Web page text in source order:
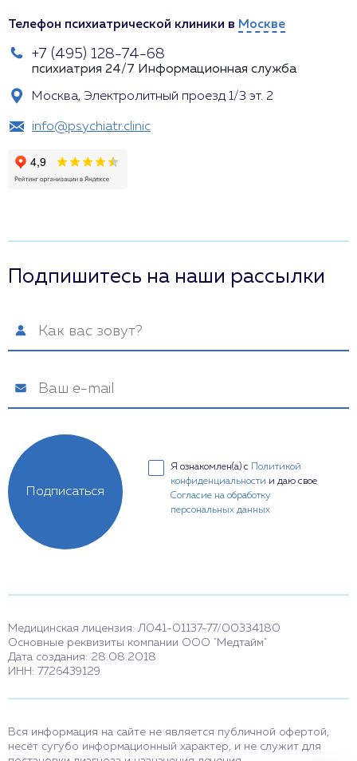
Телефон психиатрической клиники в Москве
+7 (495) 128-74-68
психиатрия 24/7 Информационная служба
Москва, Электролитный проезд 1/3 эт. 2
info@psychiatr.clinic
Подпишитесь на наши рассылки
Я ознакомлен(а) с
Политикой
конфиденциальности и даю свое
Согласие на обработку
персональных данных
Подписаться
Медицинская лицензия: Л041-01137-77/00334180
Основные реквизиты компании ООО "Медтайм"
Дата создания: 28.08.2018
ИНН: 7726439129
Вся информация на сайте не является публичной офертой,
несёт сугубо информационный характер, и не служит для